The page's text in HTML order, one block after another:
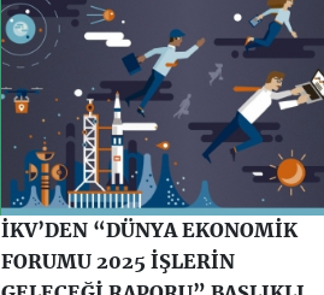
İKV’DEN “DÜNYA EKONOMİK
FORUMU 2025 İŞLERİN